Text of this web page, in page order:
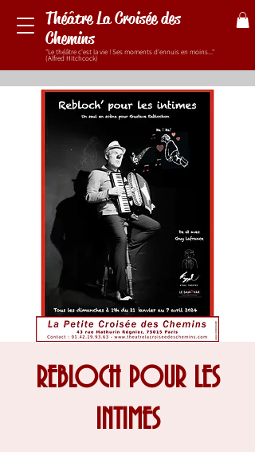
Théâtre La Croisée des
Chemins
"Le théâtre c'est la vie ! Ses moments d'ennuis en moins..."
(Alfred Hitchcock)
REBLOCH POUR LES
INTIMES